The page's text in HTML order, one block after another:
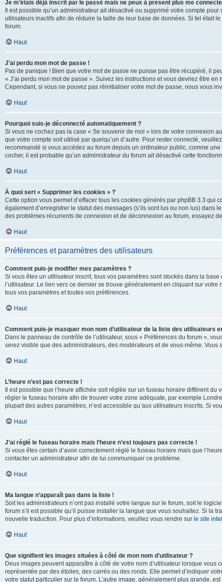
Je m’étais déjà inscrit par le passé mais ne peux à présent plus me
Il est possible qu’un administrateur ait désactivé ou supprimé votre compte
utilisateurs inactifs afin de réduire la taille de leur base de données. Si tel était
forum.
Haut
J’ai perdu mon mot de passe !
Pas de panique ! Bien que votre mot de passe ne puisse pas être récupéré, il
« J’ai perdu mon mot de passe ». Suivez les instructions et vous devriez être
Cependant, si vous ne pouvez pas réinitialiser votre mot de passe, nous vous
Haut
Pourquoi suis-je déconnecté automatiquement ?
Si vous ne cochez pas la case « Se souvenir de moi » lors de votre connexion
que votre compte soit utilisé par quelqu’un d’autre. Pour rester connecté,
recommandé si vous accédez au forum depuis un ordinateur public, comme
cocher, il est probable qu’un administrateur du forum ait désactivé cette
Haut
À quoi sert « Supprimer les cookies » ?
Cette option vous permet d’effacer tous les cookies générés par phpBB 3.3
également d’enregistrer le statut des messages (s’ils sont lus ou non lus)
des problèmes récurrents de connexion et de déconnexion au forum, essayez
Haut
Préférences et paramètres des utilisateurs
Comment puis-je modifier mes paramètres ?
Si vous êtes un utilisateur inscrit, tous vos paramètres sont stockés dans la
l’utilisateur. Le lien vers ce dernier se trouve généralement en cliquant sur
tous vos paramètres et toutes vos préférences.
Haut
Comment puis-je masquer mon nom d’utilisateur de la liste des utilisateurs
Dans le panneau de contrôle de l’utilisateur, sous « Préférences du forum »,
serez visible que des administrateurs, des modérateurs et de vous-même.
Haut
L’heure n’est pas correcte !
Il est possible que l’heure affichée soit réglée sur un fuseau horaire différent
régler le fuseau horaire afin de trouver votre zone adéquate, par exemple
plupart des autres paramètres, n’est accessible qu’aux utilisateurs inscrits. Si
Haut
J’ai réglé le fuseau horaire mais l’heure n’est toujours pas correcte !
Si vous êtes certain d’avoir correctement réglé le fuseau horaire mais que
contacter un administrateur afin de lui communiquer ce problème.
Haut
Ma langue n’apparaît pas dans la liste !
Soit les administrateurs n’ont pas installé votre langue sur le forum, soit le
forum s’il est possible qu’il puisse installer la langue que vous souhaitez. Si la
nouvelle traduction. Pour plus d’informations, veuillez vous rendre sur le site
Haut
Que signifient les images situées à côté de mon nom d’utilisateur ?
Deux images peuvent apparaître à côté de votre nom d’utilisateur lorsque
représentée par des étoiles, des carrés ou des ronds. Elle permet d’indiquer
votre statut particulier sur le forum. L’autre image, généralement plus grande,